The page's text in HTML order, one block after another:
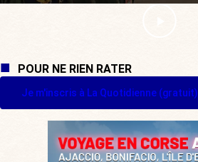
POUR NE RIEN RATER
Je m'inscris à La Quotidienne (gratuit)